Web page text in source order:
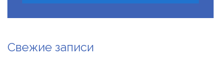
Свежие записи